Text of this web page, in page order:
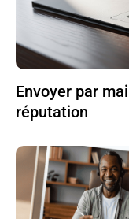
Envoyer par
réputation